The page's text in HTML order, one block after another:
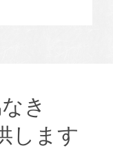
き
します